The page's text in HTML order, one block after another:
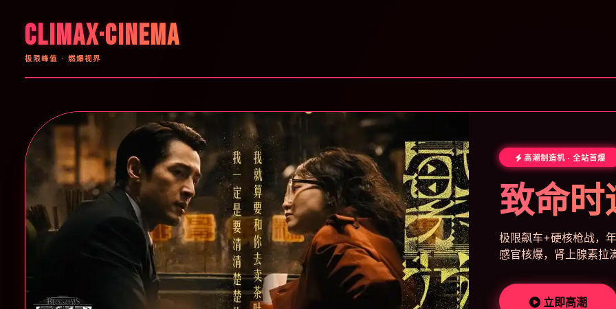
CLIMAX·CINEMA
极限峰值 · 燃爆视界
高潮制造机 · 全站首爆
致命时
极限飙车+硬核枪战，
感官核爆，肾上腺素拉
立即高潮